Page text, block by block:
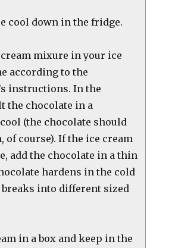
cool down in the fridge.
cream mixure in your ice
according to the
instructions. In the
the chocolate in a
(the chocolate should
of course). If the ice cream
add the chocolate in a thin
hardens in the cold
breaks into different sized
in a box and keep in the